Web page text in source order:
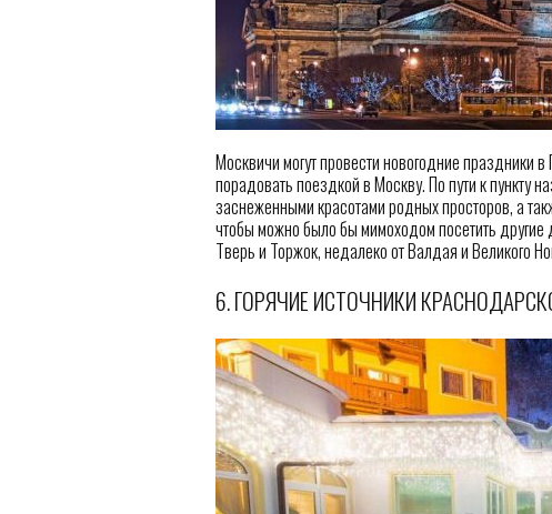
Москвичи могут провести новогодние праздники
порадовать поездкой в Москву. По пути к пункту
заснеженными красотами родных просторов, а
чтобы можно было бы мимоходом посетить
Тверь и Торжок, недалеко от Валдая и Великого
6. ГОРЯЧИЕ ИСТОЧНИКИ